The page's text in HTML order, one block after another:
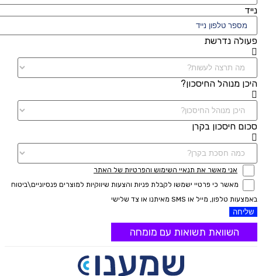
נייד
פעולה נדרשת
היכן מנוהל החיסכון?
סכום חיסכון בקרן
אני מאשר את תנאיי השימוש והפרטיות של האתר
מאשר כי פרטיי ישמשו לקבלת פניות והצעות שיווקיות למוצרים פנסיוניים\ביטוח
באמצעות טלפון, מייל או SMS מאיתנו או צד שלישי
שליחה
השוואת תשואות עם מומחה